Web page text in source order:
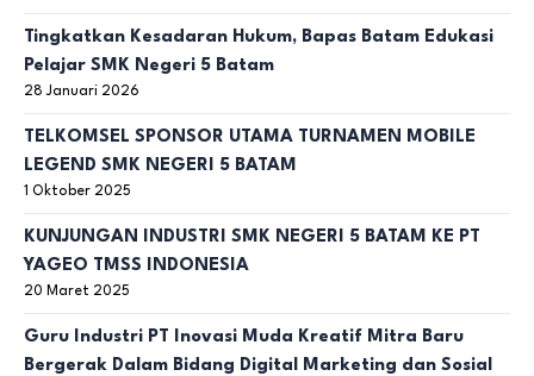
Tingkatkan Kesadaran Hukum, Bapas Batam Edukasi
Pelajar SMK Negeri 5 Batam
28 Januari 2026
TELKOMSEL SPONSOR UTAMA TURNAMEN MOBILE
LEGEND SMK NEGERI 5 BATAM
1 Oktober 2025
KUNJUNGAN INDUSTRI SMK NEGERI 5 BATAM KE PT
YAGEO TMSS INDONESIA
20 Maret 2025
Guru Industri PT Inovasi Muda Kreatif Mitra Baru
Bergerak Dalam Bidang Digital Marketing dan Sosial